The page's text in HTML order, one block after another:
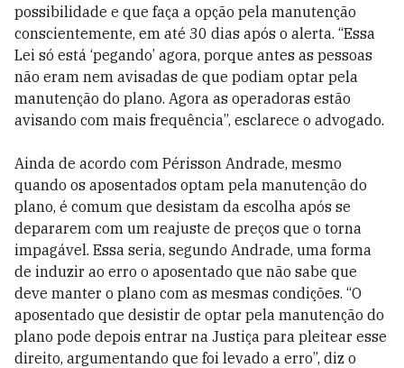
possibilidade e que faça a opção pela manutenção
conscientemente, em até 30 dias após o alerta. “Essa
Lei só está ‘pegando’ agora, porque antes as pessoas
não eram nem avisadas de que podiam optar pela
manutenção do plano. Agora as operadoras estão
avisando com mais frequência”, esclarece o advogado.
Ainda de acordo com Périsson Andrade, mesmo
quando os aposentados optam pela manutenção do
plano, é comum que desistam da escolha após se
depararem com um reajuste de preços que o torna
impagável. Essa seria, segundo Andrade, uma forma
de induzir ao erro o aposentado que não sabe que
deve manter o plano com as mesmas condições. “O
aposentado que desistir de optar pela manutenção do
plano pode depois entrar na Justiça para pleitear esse
direito, argumentando que foi levado a erro”, diz o